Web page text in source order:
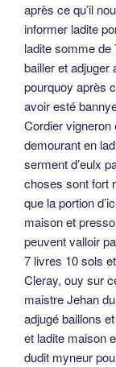
après ce qu’il
informer ladite
ladite somme
bailler et adjuger
pourquoy après
avoir esté
Cordier vigneron
demourant en
serment d’eulx
choses sont fort
que la portion
maison et
peuvent valloir
7 livres 10 sols
Cleray, ouy sur
maistre Jehan
adjugé baillons
et ladite maison
dudit myneur